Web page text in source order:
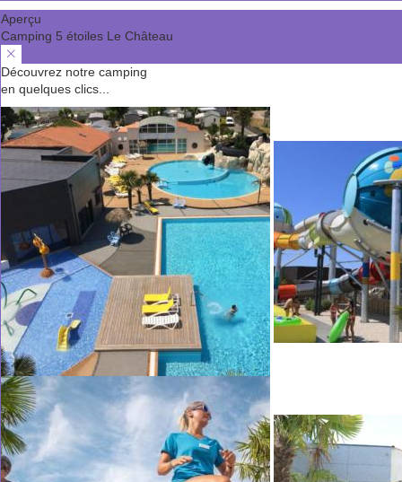
Aperçu
Camping 5 étoiles Le Château
Découvrez notre camping
en quelques clics...